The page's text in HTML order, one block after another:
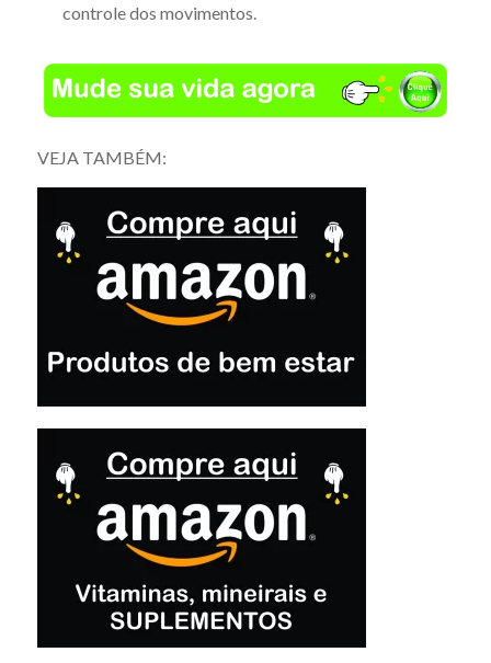
controle dos movimentos.
VEJA TAMBÉM: